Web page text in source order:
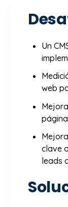
Un
web
clave
leads